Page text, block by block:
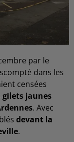
par le
dans les
censées
gilets jaunes
. Avec
devant la
.